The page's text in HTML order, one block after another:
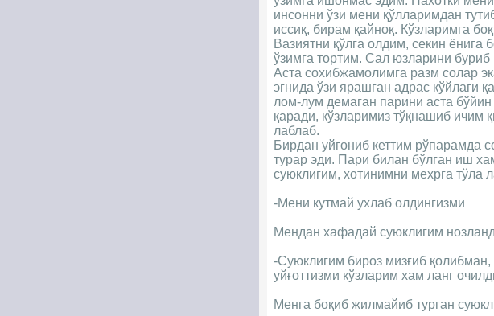
инсонни ўзи мени қўлларимдан
иссиқ, бирам қайноқ. Кўзларимга
Вазиятни қўлга олдим, секин ёнига
ўзимга тортим. Сал юзларини
Аста сохибжамолимга разм солар
эгнида ўзи ярашган адрас кўйлаги
лом-лум демаган парини аста
қаради, кўзларимиз тўқнашиб ичим
лаблаб.
Бирдан уйғониб кеттим рўпарамда
турар эди. Пари билан бўлган иш
суюклигим, хотинимни мехрга тўла
-Мени кутмай ухлаб олдингизми
Мендан хафадай суюклигим
-Суюклигим бироз мизғиб
уйғоттизми кўзларим хам ланг
Менга боқиб жилмайиб турган